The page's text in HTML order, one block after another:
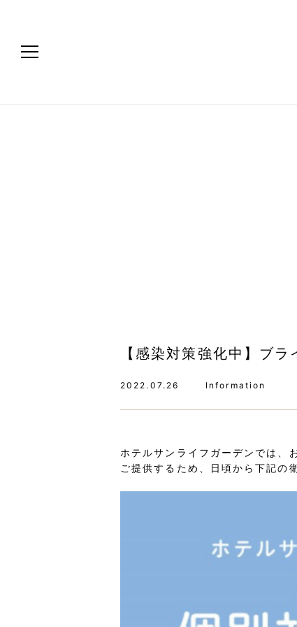
【感染対策強化中】ブ
2022.07.26 Information
ホテルサンライフガーデンでは、
ご提供するため、日頃から下記の